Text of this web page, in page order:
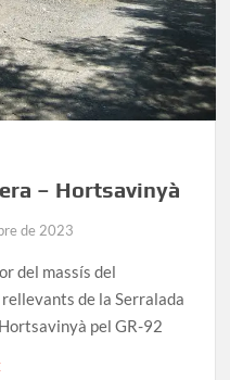
– Hortsavinyà
de 2023
del massís del
de la Serralada
pel GR-92